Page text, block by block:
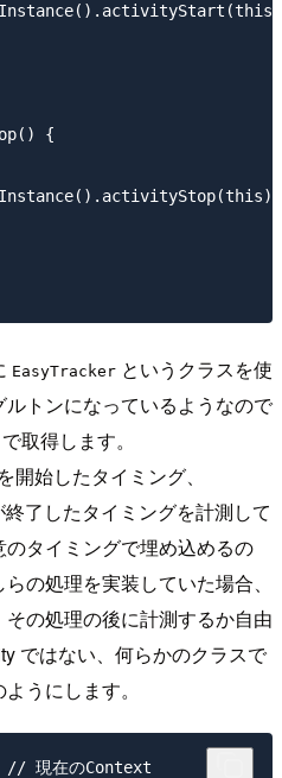
{
EasyTracker というクラスを使
トンになっているようなので
で取得します。
開始したタイミング、
了したタイミングを計測して
タイミングで埋め込めるの
の処理を実装していた場合、
の処理の後に計測するか自由
ではない、何らかのクラスで
うにします。
現在のContext